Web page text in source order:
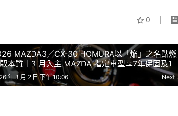
0
MAZDA3／CX-30 HOMURA以「焔」之名點燃
本質｜3 月入主 MAZDA 指定車型享7年保固及150
0利率
Next
年 3 月 2 日 下午 10:06